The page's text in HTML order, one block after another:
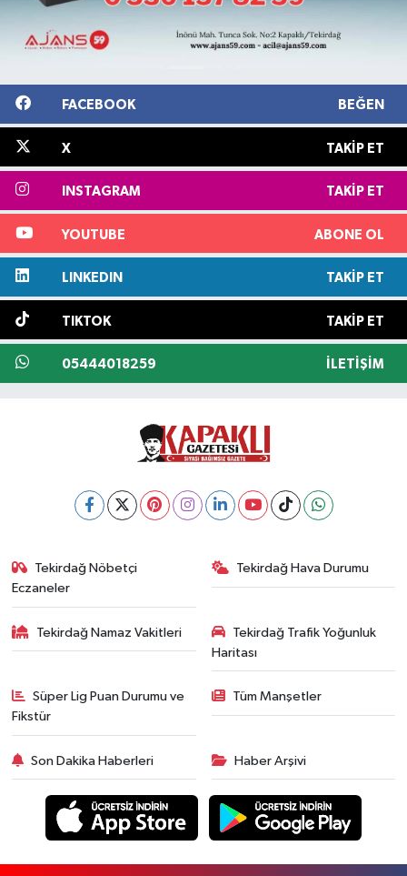
FACEBOOK BEĞEN
X TAKIP ET
INSTAGRAM TAKIP ET
YOUTUBE ABONE OL
LINKEDIN TAKIP ET
TIKTOK TAKIP ET
05444018259 İLETIŞIM
Tekirdağ Nöbetçi
Eczaneler
Tekirdağ Hava Durumu
Tekirdağ Namaz Vakitleri
Tekirdağ Trafik Yoğunluk
Haritası
Süper Lig Puan Durumu ve
Fikstür
Tüm Manşetler
Son Dakika Haberleri Haber Arşivi